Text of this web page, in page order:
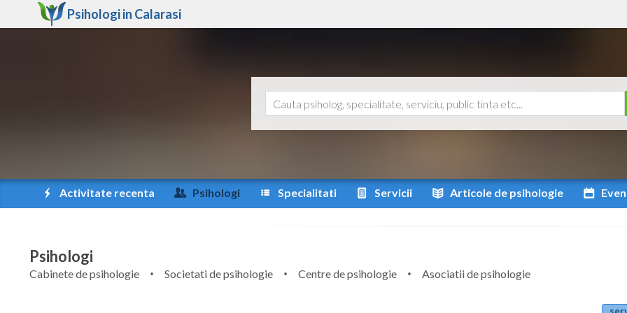
Psihologi in Calarasi
Activitate recenta Psihologi Specialitati Servicii Articole de psihologie
Psihologi
Cabinete de psihologie Societati de psihologie Centre de psihologie
Asociatii de psihologie